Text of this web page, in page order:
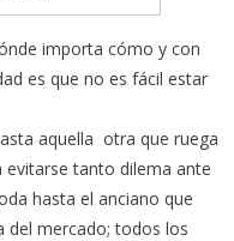
importa cómo y con
es que no es fácil estar
aquella otra que ruega
evitarse tanto dilema ante
hasta el anciano que
del mercado; todos los